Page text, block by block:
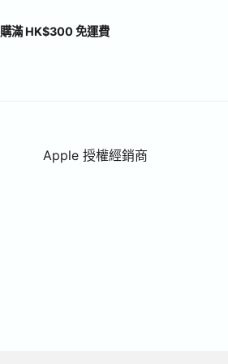
購滿 HK$300 免運費
Apple 授權經銷商